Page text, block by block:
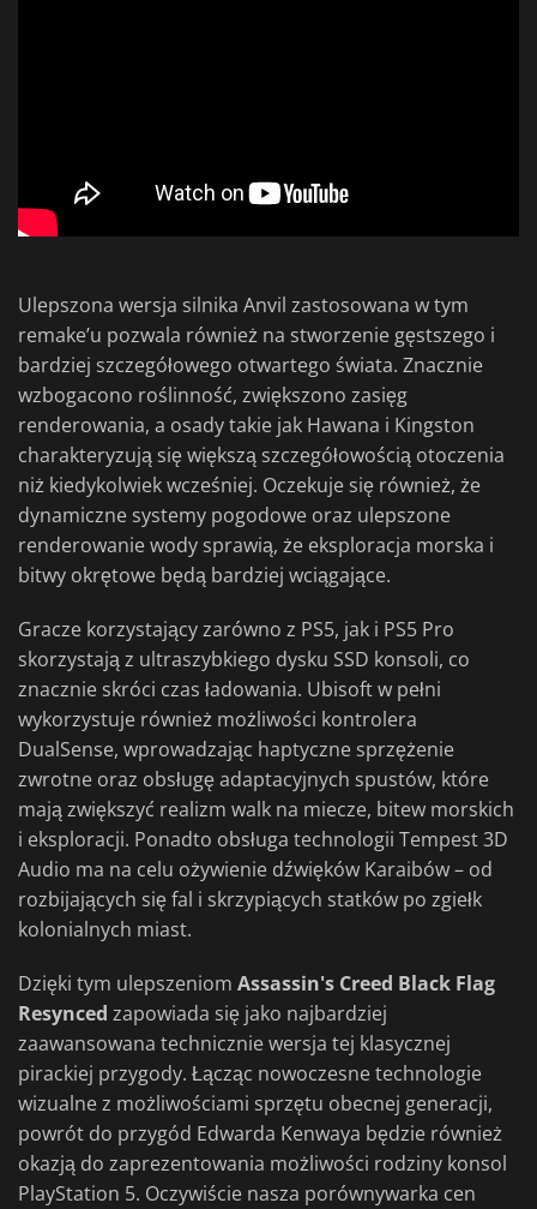
Ulepszona wersja silnika Anvil zastosowana w tym
remake’u pozwala również na stworzenie gęstszego i
bardziej szczegółowego otwartego świata. Znacznie
wzbogacono roślinność, zwiększono zasięg
renderowania, a osady takie jak Hawana i Kingston
charakteryzują się większą szczegółowością otoczenia
niż kiedykolwiek wcześniej. Oczekuje się również, że
dynamiczne systemy pogodowe oraz ulepszone
renderowanie wody sprawią, że eksploracja morska i
bitwy okrętowe będą bardziej wciągające.
Gracze korzystający zarówno z PS5, jak i PS5 Pro
skorzystają z ultraszybkiego dysku SSD konsoli, co
znacznie skróci czas ładowania. Ubisoft w pełni
wykorzystuje również możliwości kontrolera
DualSense, wprowadzając haptyczne sprzężenie
zwrotne oraz obsługę adaptacyjnych spustów, które
mają zwiększyć realizm walk na miecze, bitew morskich
i eksploracji. Ponadto obsługa technologii Tempest 3D
Audio ma na celu ożywienie dźwięków Karaibów – od
rozbijających się fal i skrzypiących statków po zgiełk
kolonialnych miast.
Dzięki tym ulepszeniom Assassin's Creed Black Flag
Resynced zapowiada się jako najbardziej
zaawansowana technicznie wersja tej klasycznej
pirackiej przygody. Łącząc nowoczesne technologie
wizualne z możliwościami sprzętu obecnej generacji,
powrót do przygód Edwarda Kenwaya będzie również
okazją do zaprezentowania możliwości rodziny konsol
PlayStation 5. Oczywiście nasza porównywarka cen